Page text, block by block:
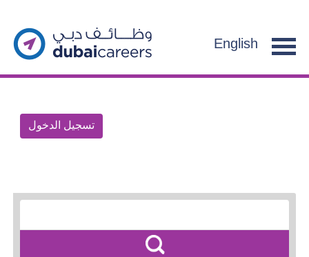
English
تسجيل الدخول